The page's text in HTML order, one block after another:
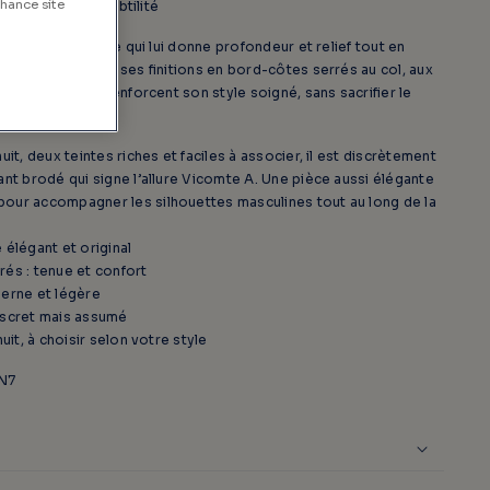
tout en subtilité
son fil bicolore qui lui donne profondeur et relief tout en
Son col rond et ses finitions en bord-côtes serrés au col, aux
arrondi) renforcent son style soigné, sans sacrifier le
deux teintes riches et faciles à associer, il est discrètement
brodé qui signe l’allure Vicomte A. Une pièce aussi élégante
accompagner les silhouettes masculines tout au long de la
élégant et original
: tenue et confort
et légère
mais assumé
à choisir selon votre style
site